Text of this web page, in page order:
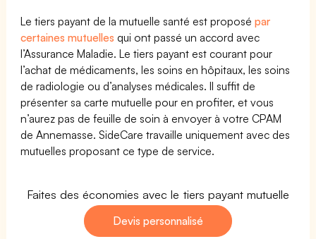
Le tiers payant de la mutuelle santé est proposépar
certaines mutuelles qui ont passé un accord avec
l’Assurance Maladie. Le tiers payant est courant pour
l’achat de médicaments, les soins en hôpitaux, les soins
de radiologie ou d’analyses médicales. Il suffit de
présenter sa carte mutuelle pour en profiter, et vous
n’aurez pas de feuille de soin à envoyer à votre CPAM
de Annemasse. SideCare travaille uniquement avec des
mutuelles proposant ce type de service.
Faites des économies avec le tiers payant mutuelle
Devis personnalisé